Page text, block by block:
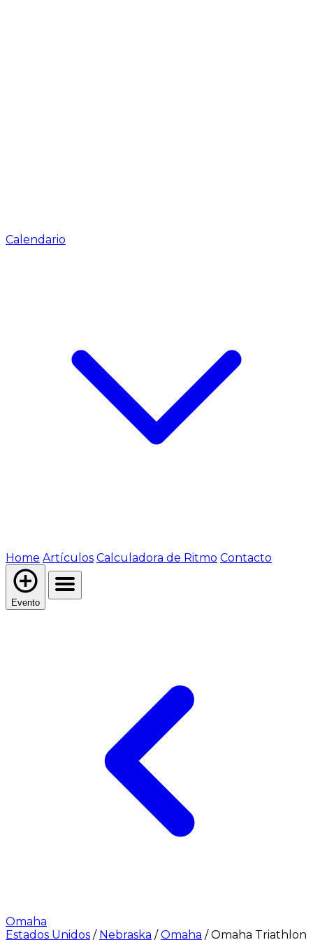
Calendario
Home Artículos Calculadora de Ritmo Contacto
Evento
Omaha
Estados Unidos / Nebraska / Omaha / Omaha Triathlon